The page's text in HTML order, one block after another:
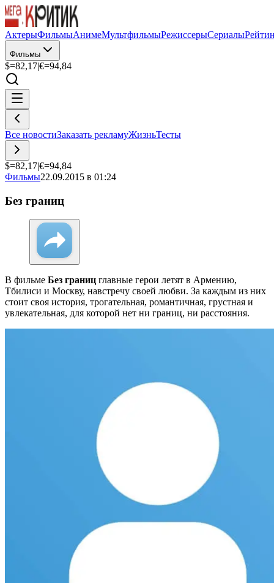
АктерыФильмыАнимеМультфильмыРежиссерыСериалы
Фильмы
$=82,17|€=94,84
Все новостиЗаказать рекламуЖизньТесты
$=82,17|€=94,84
Фильмы22.09.2015 в 01:24
Без границ
В фильме Без границ главные герои летят в Армению,
Тбилиси и Москву, навстречу своей любви. За каждым из них
стоит своя история, трогательная, романтичная, грустная и
увлекательная, для которой нет ни границ, ни расстояния.